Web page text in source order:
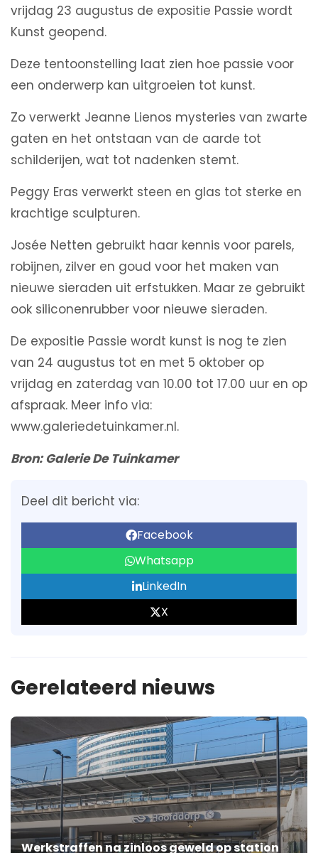
vrijdag 23 augustus de expositie Passie wordt
Kunst geopend.
Deze tentoonstelling laat zien hoe passie voor
een onderwerp kan uitgroeien tot kunst.
Zo verwerkt Jeanne Lienos mysteries van zwarte
gaten en het ontstaan van de aarde tot
schilderijen, wat tot nadenken stemt.
Peggy Eras verwerkt steen en glas tot sterke en
krachtige sculpturen.
Josée Netten gebruikt haar kennis voor parels,
robijnen, zilver en goud voor het maken van
nieuwe sieraden uit erfstukken. Maar ze gebruikt
ook siliconenrubber voor nieuwe sieraden.
De expositie Passie wordt kunst is nog te zien
van 24 augustus tot en met 5 oktober op
vrijdag en zaterdag van 10.00 tot 17.00 uur en op
afspraak. Meer info via:
www.galeriedetuinkamer.nl.
Bron:Galerie De Tuinkamer
Deel dit bericht via:
Facebook
Whatsapp
LinkedIn
X
Gerelateerd nieuws
Werkstraffen na zinloos geweld op station